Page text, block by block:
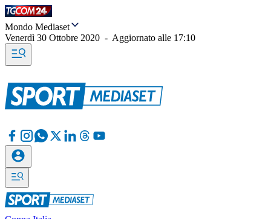
Mondo Mediaset
Venerdì 30 Ottobre 2020 - Aggiornato alle 17:10